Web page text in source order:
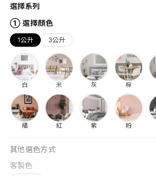
選擇系列
① 選擇顏色
1公升 3公升
白 米 灰 棕
橘 紅 紫 粉
其他選色方式
客製色